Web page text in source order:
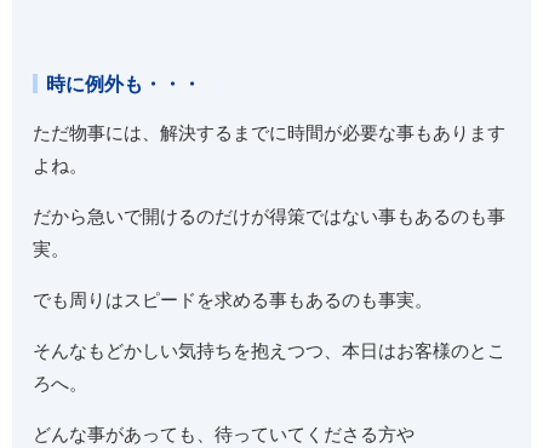
時に例外も・・・
ただ物事には、解決するまでに時間が必要な事もあります
よね。
だから急いで開けるのだけが得策ではない事もあるのも事
実。
でも周りはスピードを求める事もあるのも事実。
そんなもどかしい気持ちを抱えつつ、本日はお客様のとこ
ろへ。
どんな事があっても、待っていてくださる方や